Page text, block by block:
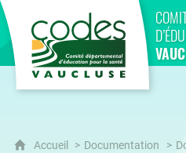
CoDES 84
Accueil Documentation